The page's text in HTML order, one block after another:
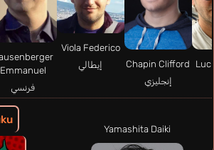
Chapin Clifford
إنجليزي
Viola Federico
إيطالي
Emmanuel
فرنسي
Yamashita Daiki